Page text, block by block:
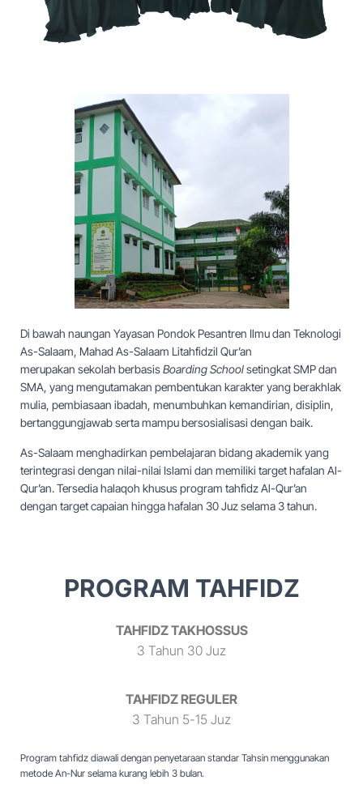
Di bawah naungan Yayasan Pondok Pesantren Ilmu dan Teknologi
As-Salaam, Mahad As-Salaam Litahfidzil Qur’an
merupakan sekolah berbasisBoarding Schoolsetingkat SMP dan
SMA, yang mengutamakan pembentukan karakter yang berakhlak
mulia, pembiasaan ibadah, menumbuhkan kemandirian, disiplin,
bertanggungjawab serta mampu bersosialisasi dengan baik.
As-Salaam menghadirkan pembelajaran bidang akademik yang
terintegrasi dengan nilai-nilai Islami dan memiliki target hafalan Al-
Qur’an.Tersedia halaqoh khusus program tahfidz Al-Qur’an
dengan target capaian hingga hafalan 30 Juz selama 3 tahun.
PROGRAM TAHFIDZ
TAHFIDZ TAKHOSSUS
3 Tahun 30 Juz
TAHFIDZ REGULER
3 Tahun 5-15 Juz
Program tahfidz diawali dengan penyetaraan standar Tahsin menggunakan
metode An-Nur selama kurang lebih 3 bulan.